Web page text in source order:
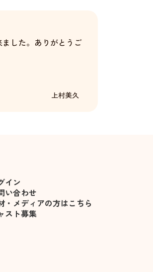
した。ありがとうご
上村美久
イン
い合わせ
・メディアの方はこちら
スト募集